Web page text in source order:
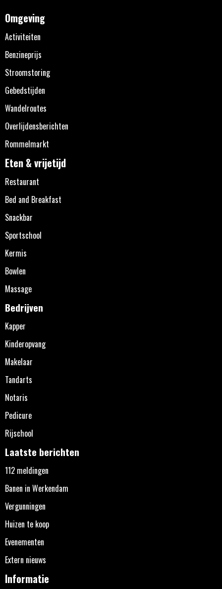
Omgeving
Activiteiten
Benzineprijs
Stroomstoring
Gebedstijden
Wandelroutes
Overlijdensberichten
Rommelmarkt
Eten & vrijetijd
Restaurant
Bed and Breakfast
Snackbar
Sportschool
Kermis
Bowlen
Massage
Bedrijven
Kapper
Kinderopvang
Makelaar
Tandarts
Notaris
Pedicure
Rijschool
Laatste berichten
112 meldingen
Banen in Werkendam
Vergunningen
Huizen te koop
Evenementen
Extern nieuws
Informatie